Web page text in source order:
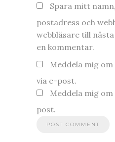
Spara mitt
postadress och
webbläsare till
en kommentar.
Meddela mig
via e-post.
Meddela mig
post.